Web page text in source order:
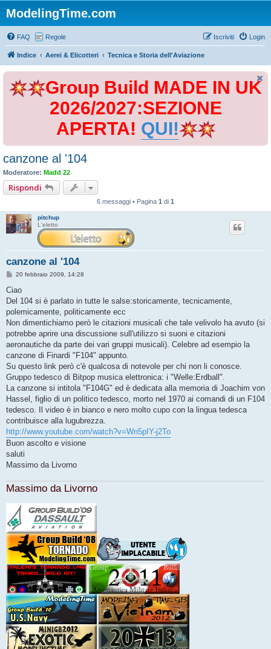
ModelingTime.com
FAQ Regole Login
Iscriviti
Indice Aerei & Elicotteri Tecnica e Storia dell'Aviazione
Group Build MADE IN UK
2026/2027:SEZIONE
APERTA! QUI!
canzone al '104
Moderatore: Madd 22
Rispondi
6 messaggi • Pagina 1 di 1
pitchup
L'eletto
canzone al '104
M
s
a
g
i
o
20 febbraio 2009, 14:28
Ciao
Del 104 si è parlato in tutte le salse:storicamente, tecnicamente,
polemicamente, politicamente ecc
Non dimentichiamo però le citazioni musicali che tale velivolo ha avuto (si
potrebbe aprire una discussione sull'utilizzo si suoni e citazioni
aeronautiche da parte dei vari gruppi musicali). Celebre ad esempio la
canzone di Finardi "F104" appunto.
Su questo link però c'è qualcosa di notevole per chi non li conosce.
Gruppo tedesco di Bitpop musica elettronica: i "Welle:Erdball".
La canzone si intitola "F104G" ed è dedicata alla memoria di Joachim von
Hassel, figlio di un politico tedesco, morto nel 1970 ai comandi di un F104
tedesco. Il video è in bianco e nero molto cupo con la lingua tedesca
contribuisce alla lugubrezza.
http://www.youtube.com/watch?v=Wn5pIY-j2To
Buon ascolto e visione
saluti
Massimo da Livorno
Massimo da Livorno